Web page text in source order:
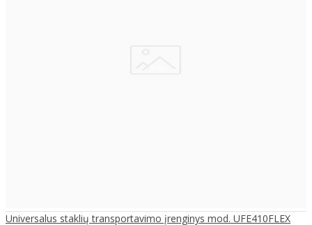
Universalus staklių transportavimo įrenginys mod. UFE410FLEX